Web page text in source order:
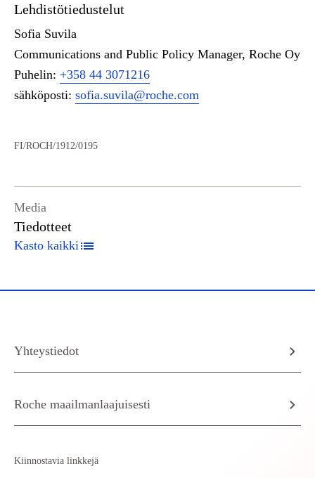
Lehdistötiedustelut
Sofia Suvila
Communications and Public Policy Manager, Roche Oy
Puhelin: +358 44 3071216
sähköposti: sofia.suvila@roche.com
FI/ROCH/1912/0195
Media
Tiedotteet
Kasto kaikki
Yhteystiedot
Roche maailmanlaajuisesti
Kiinnostavia linkkejä